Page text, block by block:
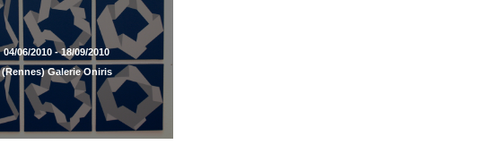
04/06/2010 - 18/09/2010
(Rennes) Galerie Oniris